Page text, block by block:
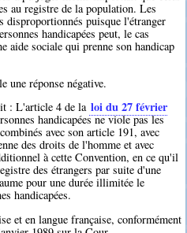
au registre de la population. Les
disproportionnés puisque l'étranger
handicapées peut, le cas
aide sociale qui prenne son handicap
une réponse négative.
: L'article 4 de la loi du 27 février
handicapées ne viole pas les
avec son article 191, avec
des droits de l'homme et avec
à cette Convention, en ce qu'il
des étrangers par suite d'une
pour une durée illimitée le
handicapées.
et en langue française, conformément